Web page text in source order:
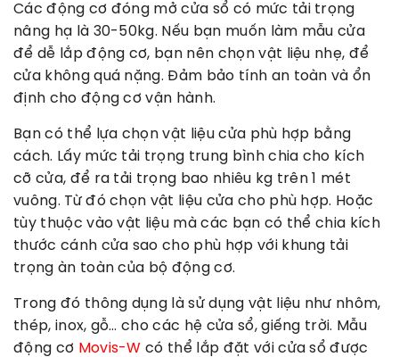
Các động cơ đóng mở cửa sổ có mức tải trọng
nâng hạ là 30-50kg. Nếu bạn muốn làm mẫu cửa
để dễ lắp động cơ, bạn nên chọn vật liệu nhẹ, để
cửa không quá nặng. Đảm bảo tính an toàn và ổn
định cho động cơ vận hành.
Bạn có thể lựa chọn vật liệu cửa phù hợp bằng
cách. Lấy mức tải trọng trung bình chia cho kích
cỡ cửa, để ra tải trọng bao nhiêu kg trên 1 mét
vuông. Từ đó chọn vật liệu cửa cho phù hợp. Hoặc
tùy thuộc vào vật liệu mà các bạn có thể chia kích
thước cánh cửa sao cho phù hợp với khung tải
trọng àn toàn của bộ động cơ.
Trong đó thông dụng là sử dụng vật liệu như nhôm,
thép, inox, gỗ… cho các hệ cửa sổ, giếng trời. Mẫu
động cơ Movis-W có thể lắp đặt với cửa sổ được